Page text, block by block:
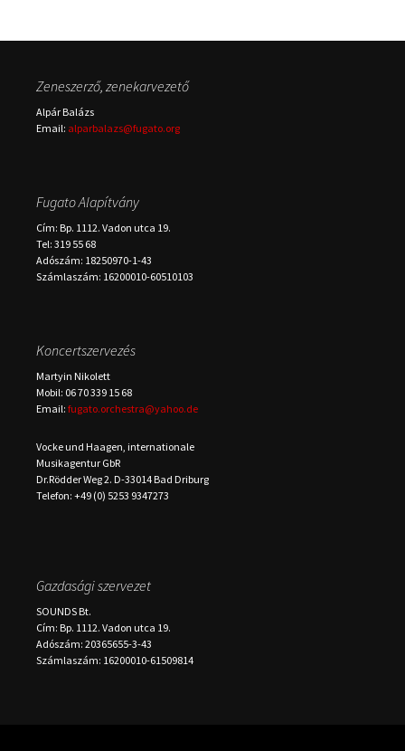
Zeneszerző, zenekarvezető
Alpár Balázs
Email: alparbalazs@fugato.org
Fugato Alapítvány
Cím: Bp. 1112. Vadon utca 19.
Tel: 319 55 68
Adószám: 18250970-1-43
Számlaszám: 16200010-60510103
Koncertszervezés
Martyin Nikolett
Mobil: 06 70 339 15 68
Email: fugato.orchestra@yahoo.de
Vocke und Haagen, internationale
Musikagentur GbR
Dr.Rödder Weg 2. D-33014 Bad Driburg
Telefon: +49 (0) 5253 9347273
Gazdasági szervezet
SOUNDS Bt.
Cím: Bp. 1112. Vadon utca 19.
Adószám: 20365655-3-43
Számlaszám: 16200010-61509814